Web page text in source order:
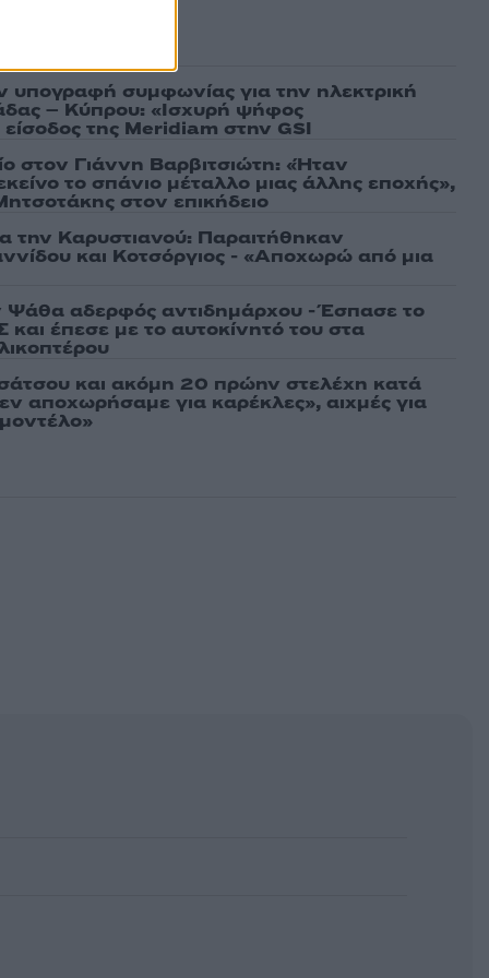
υπογραφή συμφωνίας για την ηλεκτρική
– Κύπρου: «Ισχυρή ψήφος
της Meridiam στην GSI
στον Γιάννη Βαρβιτσιώτη: «Ήταν
το σπάνιο μέταλλο μιας άλλης εποχής»,
στον επικήδειο
την Καρυστιανού: Παραιτήθηκαν
και Κοτσόργιος - «Αποχωρώ από μια
αδερφός αντιδημάρχου - Έσπασε το
έπεσε με το αυτοκίνητό του στα
και ακόμη 20 πρώην στελέχη κατά
αποχωρήσαμε για καρέκλες», αιχμές για